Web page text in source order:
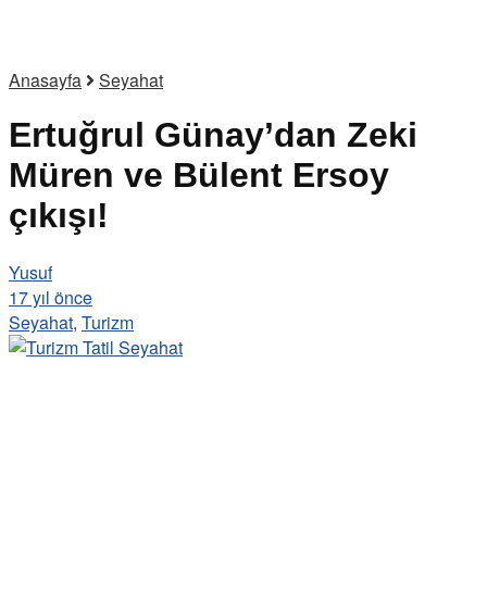
Anasayfa Seyahat
Ertuğrul Günay’dan Zeki
Müren ve Bülent Ersoy
çıkışı!
Yusuf
17 yıl önce
Seyahat, Turizm